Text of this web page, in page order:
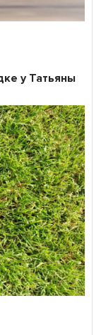
у Татьяны